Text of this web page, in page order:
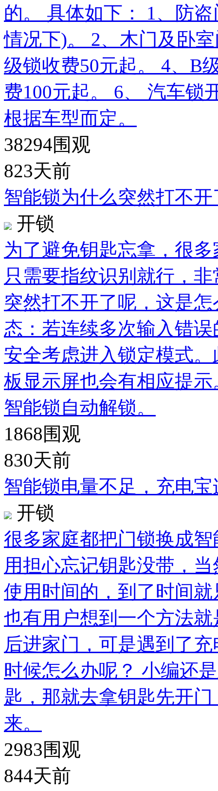
的。 具体如下： 1、防
情况下)。 2、木门及卧
级锁收费50元起。 4、B
费100元起。 6、 汽车锁
根据车型而定。
38294围观
823天前
智能锁为什么突然打不开
开锁
为了避免钥匙忘拿，很
只需要指纹识别就行，
突然打不开了呢，这是
态：若连续多次输入错
安全考虑进入锁定模式
板显示屏也会有相应提
智能锁自动解锁。
1868围观
830天前
智能锁电量不足，充电
开锁
很多家庭都把门锁换成
用担心忘记钥匙没带，
使用时间的，到了时间
也有用户想到一个方法
后进家门，可是遇到了
时候怎么办呢？ 小编还
匙，那就去拿钥匙先开
来。
2983围观
844天前